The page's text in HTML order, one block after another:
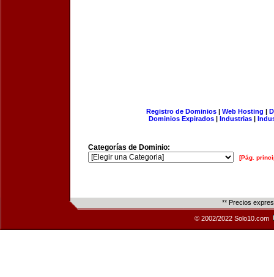
Registro de Dominios| Web Hosting |
Dominios Expirados | Industrias |
Categorías de Dominio:
[Pág.
** Precios
© 2002/2022 Solo10.com